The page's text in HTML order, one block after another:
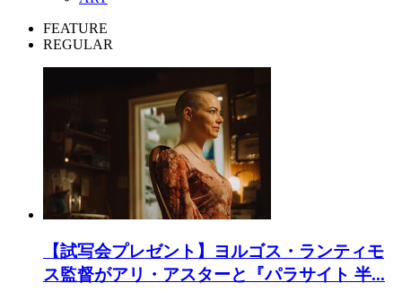
FEATURE
REGULAR
【試写会プレゼント】ヨルゴス・ランティモ
ス監督がアリ・アスターと『パラサイト 半...